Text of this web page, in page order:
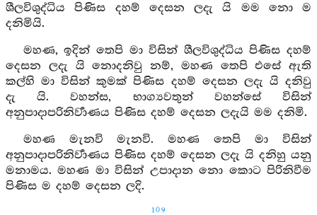
ශීලවිශුද්ධිය පිණිස දහම් දෙසන ලදැ යි මම නො ම
දනිමියි.
මහණ, ඉදින් තෙපි මා විසින් ශීලවිශුද්ධිය පිණිස දහම්
දෙසන ලදැ යි නොදනිවු නම්, මහණ තෙපි එසේ ඇති
කල්හි මා විසින් කුමක් පිණිස දහම් දෙසන ලදැ යි දනිවු
දැ යි. වහන්ස, භාග්‍යවතුන් වහන්සේ විසින්
අනුපාදාපරිනිර්‍වාණය පිණිස දහම් දෙසන ලදැයි මම දනිමි.
මහණ මැනවි මැනවි. මහණ තෙපි මා විසින්
අනුපාදාපරිනිර්‍වාණය පිණිස දහම් දෙසන ලදැ යි දනිහු යනු
මනාමය. මහණ මා විසින් උපාදාන නො කොට පිරිනිවීම
පිණිස ම දහම් දෙසන ලදි.
109